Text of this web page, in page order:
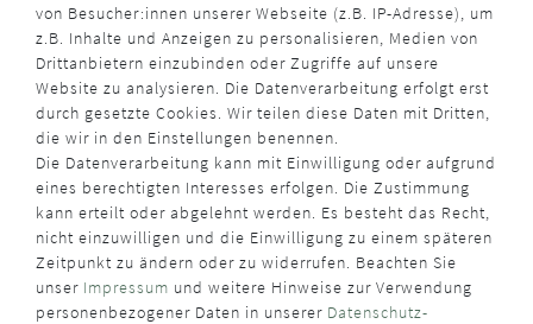
VERSANDART
WUSSTEN SIE SCHON?
von Besucher:innen unserer Webseite (z.B. IP-Adresse), um
z.B. Inhalte und Anzeigen zu personalisieren, Medien von
Drittanbietern einzubinden oder Zugriffe auf unsere
Website zu analysieren. Die Datenverarbeitung erfolgt erst
durch gesetzte Cookies. Wir teilen diese Daten mit Dritten,
die wir in den Einstellungen benennen.
Die Datenverarbeitung kann mit Einwilligung oder aufgrund
eines berechtigten Interesses erfolgen. Die Zustimmung
kann erteilt oder abgelehnt werden. Es besteht das Recht,
nicht einzuwilligen und die Einwilligung zu einem späteren
Zeitpunkt zu ändern oder zu widerrufen. Beachten Sie
unser Impressum und weitere Hinweise zur Verwendung
personenbezogener Daten in unserer Daten­schutz­